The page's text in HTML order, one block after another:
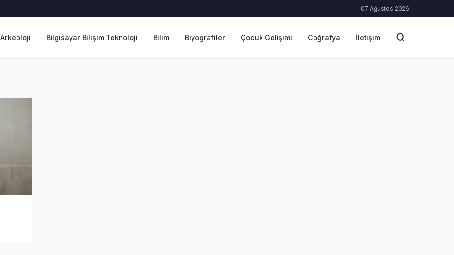
07 Ağustos 2026
Arkeoloji Bilgisayar Bilişim Teknoloji Bilim Biyografiler Çocuk Gelişimi Coğrafya İletişim